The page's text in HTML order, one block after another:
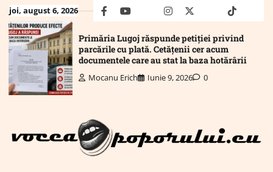
Skip
to
content
joi, august 6, 2026 facebookyoutubeMailinstagram
twitter truthtiktok
Primăria Lugoj răspunde petiției privind
parcările cu plată. Cetățenii cer acum
documentele care au stat la baza hotărârii
Mocanu Erich Iunie 9, 2026 0